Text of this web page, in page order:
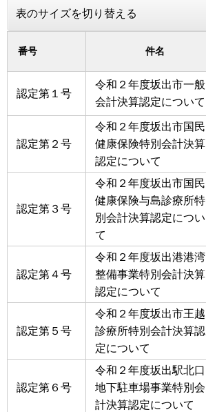
表のサイズを切り替える
番号 件名
認定第１号
令和２年度坂出市一般
会計決算認定について
認定第２号
令和２年度坂出市国民
健康保険特別会計決算
認定について
認定第３号
令和２年度坂出市国民
健康保険与島診療所特
別会計決算認定につい
て
認定第４号
令和２年度坂出港港湾
整備事業特別会計決算
認定について
認定第５号
令和２年度坂出市王越
診療所特別会計決算認
定について
認定第６号
令和２年度坂出駅北口
地下駐車場事業特別会
計決算認定について